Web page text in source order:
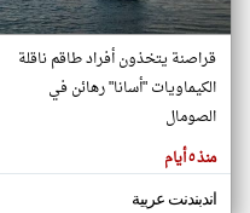
المقالات
هنا عن
وجهة
كاتبيها.
قراصنة يتخذون أفراد طاقم ناقلة
الكيماويات "أسانا" رهائن في
الصومال
منذ ٥ أيام
اندبندنت عربية